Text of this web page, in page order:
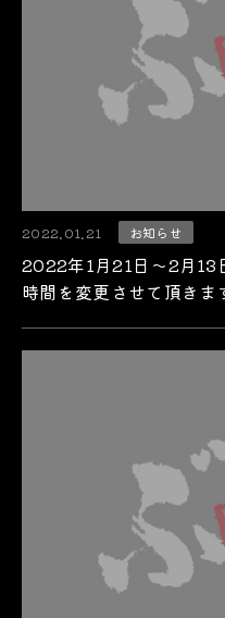
2022.01.21 お知らせ
2022年1月21日～2月13
時間を変更させて頂き